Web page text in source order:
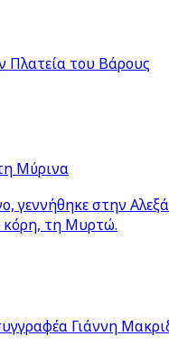
Πλατεία του Βάρους
Μύρινα
στην
κόρη, τη Μυρτώ.
Γιάννη